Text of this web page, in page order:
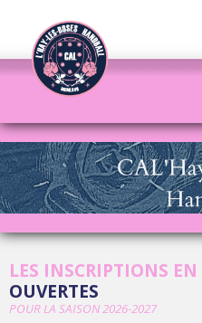
LES INSCRIPTIONS
OUVERTES
POUR LA SAISON 2026-2027